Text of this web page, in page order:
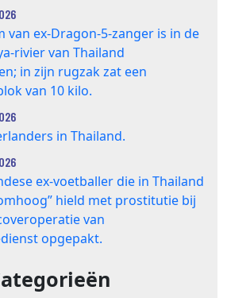
van ex-Dragon‑5‑zanger is in de
van Thailand
in zijn rugzak zat een
van 10 kilo.
in Thailand.
ex-voetballer die in Thailand
hield met prostitutie bij
van
opgepakt.